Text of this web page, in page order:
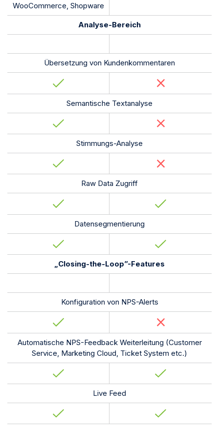
WooCommerce, Shopware
Analyse-Bereich
Übersetzung von Kundenkommentaren
Semantische Textanalyse
Stimmungs-Analyse
Raw Data Zugriff
Datensegmentierung
„Closing-the-Loop”-Features
Konfiguration von NPS-Alerts
Automatische NPS-Feedback Weiterleitung (Customer
Service, Marketing Cloud, Ticket System etc.)
Live Feed